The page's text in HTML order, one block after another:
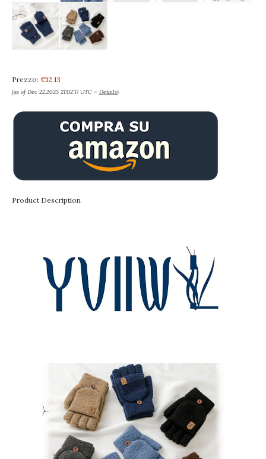
Prezzo: €12.13
(as of Dec 22,2025 21:02:17 UTC – Details)
Product Description